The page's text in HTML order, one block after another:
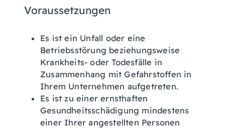
Voraussetzungen
Es ist ein Unfall oder eine
Betriebsstörung beziehungsweise
Krankheits- oder Todesfälle in
Zusammenhang mit Gefahrstoffen in
Ihrem Unternehmen aufgetreten.
Es istzu einer ernsthaften
Gesundheitsschädigung mindestens
einer Ihrer angestellten Personen